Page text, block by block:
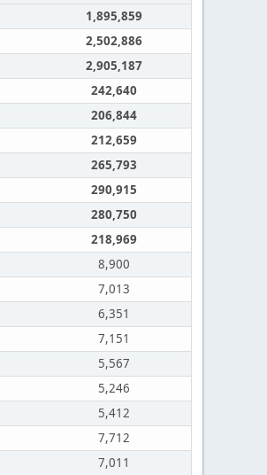
1,895,859
2,502,886
2,905,187
242,640
206,844
212,659
265,793
290,915
280,750
218,969
8,900
7,013
6,351
7,151
5,567
5,246
5,412
7,712
7,011